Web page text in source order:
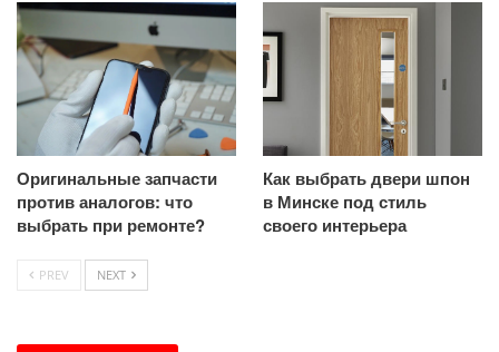
Оригинальные запчасти
против аналогов: что
выбрать при ремонте?
Как выбрать двери шпон
в Минске под стиль
своего интерьера
PREV NEXT